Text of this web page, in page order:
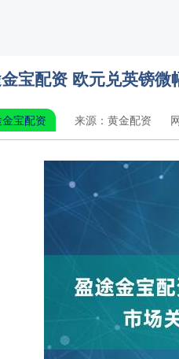
宝配资 欧元兑英镑
宝配资 来源：黄金配资